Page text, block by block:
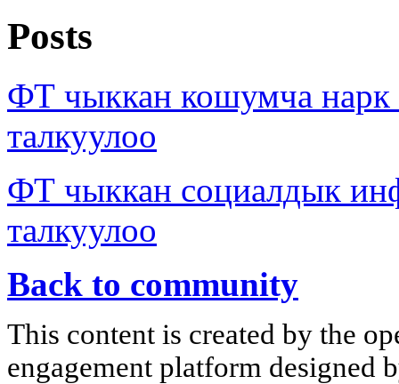
Posts
ФТ чыккан кошумча
талкуулоо
ФТ чыккан социалдык
талкуулоо
Back to community
This content is created by the
engagement platform designed